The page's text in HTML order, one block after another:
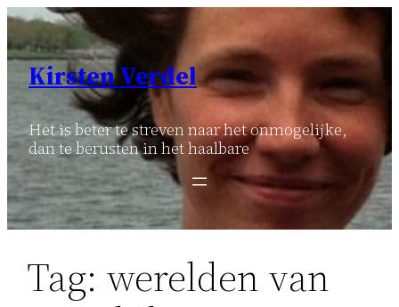
Ga
naar
inhoud
Kirsten Verdel
Het is beter te streven naar het onmogelijke,
dan te berusten in het haalbare
Tag: werelden van